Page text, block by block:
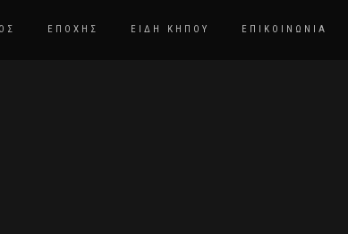
ΕΠΟΧΉΣ ΕΙΔΗ ΚΉΠΟΥ ΕΠΙΚΟΙΝΩΝΊΑ